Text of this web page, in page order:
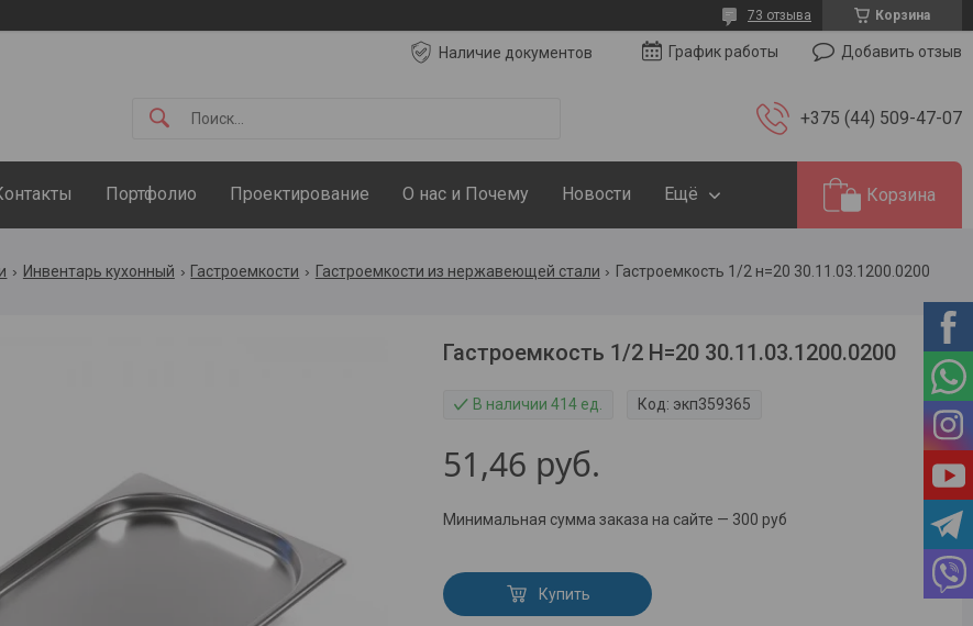
Корзина
73 отзыва
Наличие документов График работы Добавить отзыв
+375 (44) 509-47-07
Портфолио Проектирование О нас и Почему Новости Ещё Корзина
Инвентарь кухонный Гастроемкости Гастроемкости из нержавеющей стали Гастроемкость 1/2 н=20 30.11.03.1200.0200
Гастроемкость 1/2 Н=20 30.11.03.1200.0200
В наличии 414 ед. Код: экп359365
51,46 руб.
Минимальная сумма заказа на сайте — 300 руб
Купить